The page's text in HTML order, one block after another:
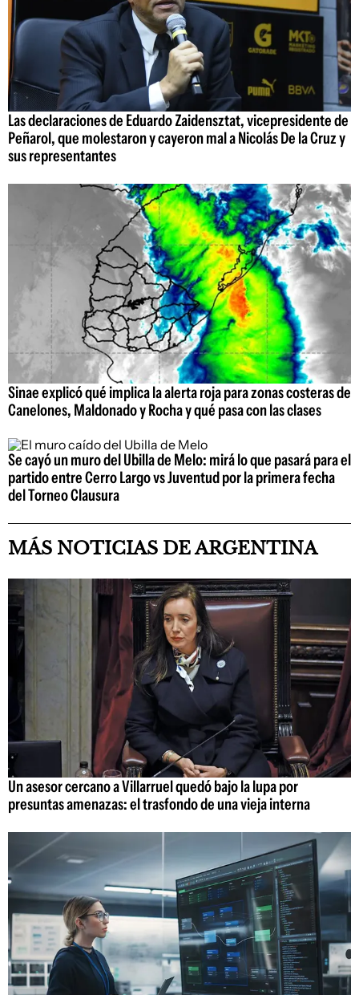
Las declaraciones de Eduardo Zaidensztat, vicepresidente de
Peñarol, que molestaron y cayeron mal a Nicolás De la Cruz y
sus representantes
Sinae explicó qué implica la alerta roja para zonas costeras de
Canelones, Maldonado y Rocha y qué pasa con las clases
Se cayó un muro del Ubilla de Melo: mirá lo que pasará para el
partido entre Cerro Largo vs Juventud por la primera fecha
del Torneo Clausura
MÁS NOTICIAS DE ARGENTINA
Un asesor cercano a Villarruel quedó bajo la lupa por
presuntas amenazas: el trasfondo de una vieja interna